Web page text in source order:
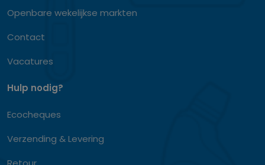
Openbare wekelijkse markten
Contact
Vacatures
Hulp nodig?
Ecocheques
Verzending & Levering